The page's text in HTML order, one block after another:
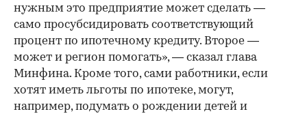
нужным это предприятие может сделать —
само просубсидировать соответствующий
процент по ипотечному кредиту. Второе —
может и регион помогать», — сказал глава
Минфина. Кроме того, сами работники, если
хотят иметь льготы по ипотеке, могут,
например, подумать о рождении детей и